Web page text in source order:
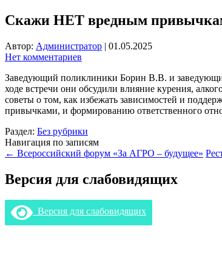
Скажи НЕТ вредным
Автор: Администратор | 01.05.2025
Нет комментариев
Заведующий поликлиники Борин В.В. и
ходе встречи они обсудили влияние курения,
советы о том, как избежать зависимостей и
привычками, и формированию ответственного
Раздел: Без рубрики
Навигация по записям
← Всероссийский форум «За АГРО – будущее»
Версия для слабовидящих
Версия для слабовидящих